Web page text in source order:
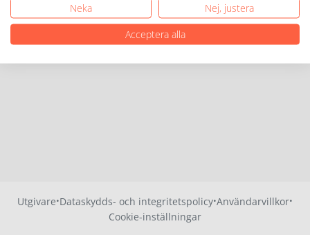
Utgivare·Dataskydds- och integritetspolicy·Användarvillkor·
Cookie-inställningar
Neka
Nej, justera
Acceptera alla